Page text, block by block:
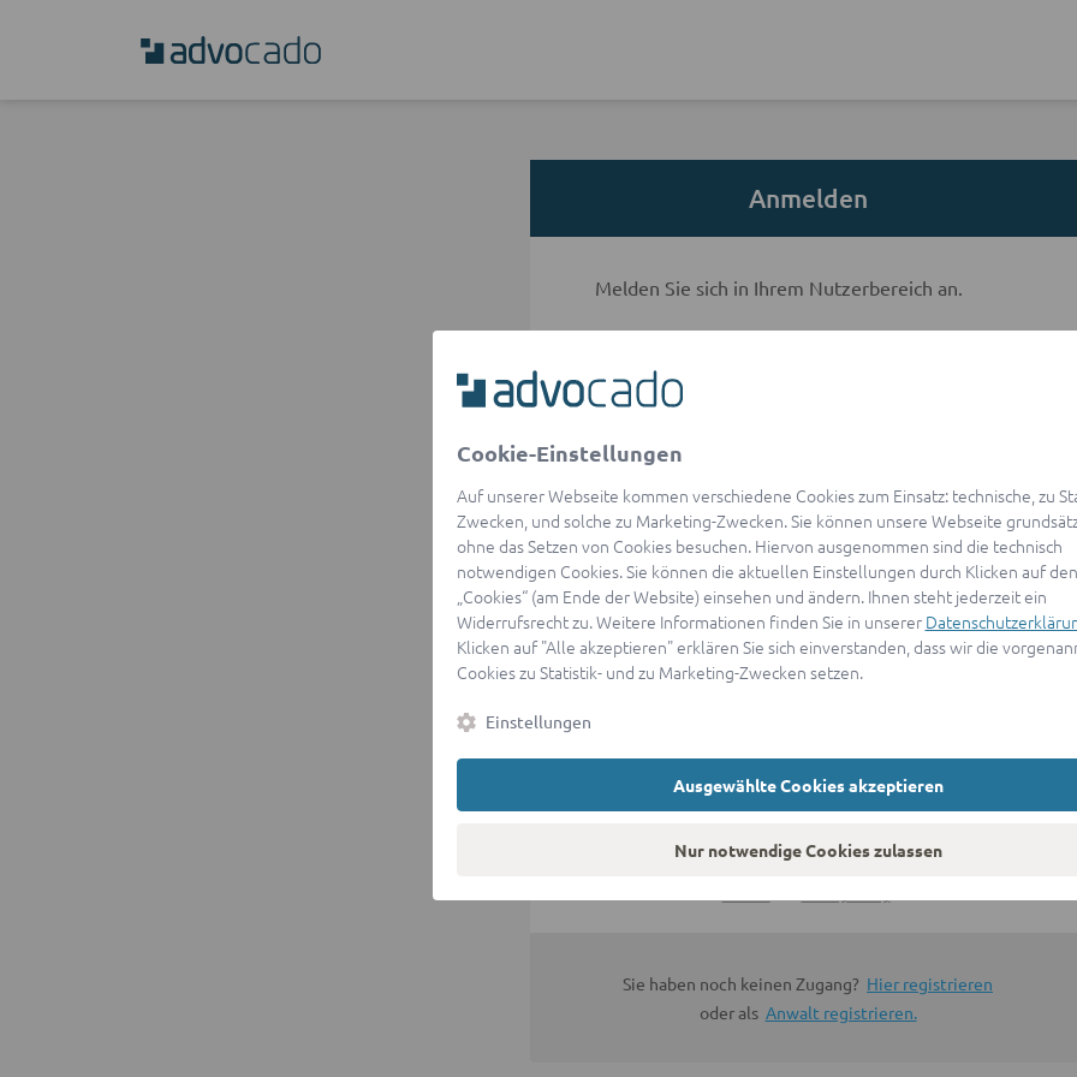
Anmelden
Melden Sie sich in Ihrem Nutzerbereich an.
E-Mail-Adresse
Passwort
Passwort vergessen?
ANMELDEN
oder
Sign in with Google
Sie haben noch keinen Zugang? Hier registrieren
oder als Anwalt registrieren.
Cookie-Einstellungen
Auf unserer Webseite kommen verschiedene Cookies zum Einsatz: technische, zu
Zwecken, und solche zu Marketing-Zwecken. Sie können unsere Webseite
ohne das Setzen von Cookies besuchen. Hiervon ausgenommen sind die technisch
notwendigen Cookies. Sie können die aktuellen Einstellungen durch Klicken auf
„Cookies“ (am Ende der Website) einsehen und ändern. Ihnen steht jederzeit ein
Widerrufsrecht zu. Weitere Informationen finden Sie in unserer
Klicken auf "Alle akzeptieren" erklären Sie sich einverstanden, dass wir die
Cookies zu Statistik- und zu Marketing-Zwecken setzen.
Einstellungen
Ausgewählte Cookies akzeptieren
Nur notwendige Cookies zulassen